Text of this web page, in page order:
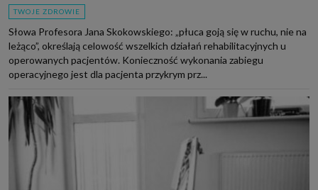
TWOJE ZDROWIE
Słowa Profesora Jana Skokowskiego: „płuca goją się w ruchu, nie na
leżąco”, określają celowość wszelkich działań rehabilitacyjnych u
operowanych pacjentów. Konieczność wykonania zabiegu
operacyjnego jest dla pacjenta przykrym prz...